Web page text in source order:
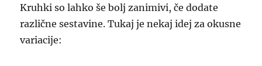
Kruhki so lahko še bolj zanimivi, če dodate
različne sestavine. Tukaj je nekaj idej za okusne
variacije: